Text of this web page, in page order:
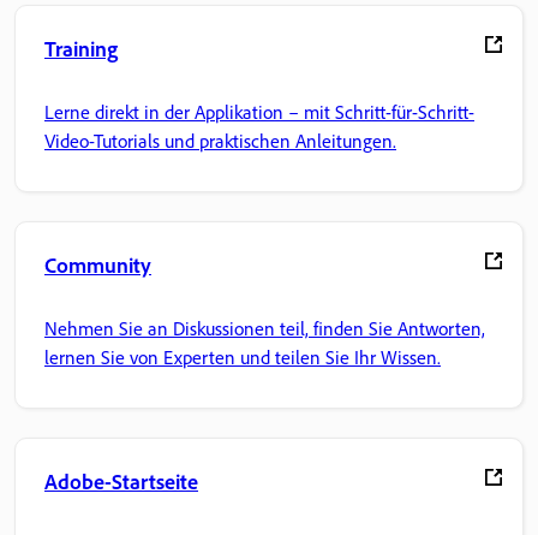
Training
Lerne direkt in der Applikation – mit Schritt-für-Schritt-
Video-Tutorials und praktischen Anleitungen.
Community
Nehmen Sie an Diskussionen teil, finden Sie Antworten,
lernen Sie von Experten und teilen Sie Ihr Wissen.
Adobe-Startseite